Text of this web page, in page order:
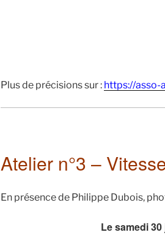
Plus de précisions sur : https://
Atelier n°3 –
En présence de Philippe Dubois,
Le samedi 30 juin